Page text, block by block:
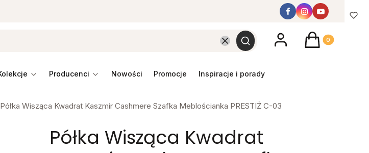
Wyczyść
Szukaj
Produkty w
kolekcje producenci promocje inspiracje i porady
Półka Wisząca Kwadrat Kaszmir Cashmere Szafka Meblościanka PRESTIŻ C-03
Półka Wisząca Kwadrat